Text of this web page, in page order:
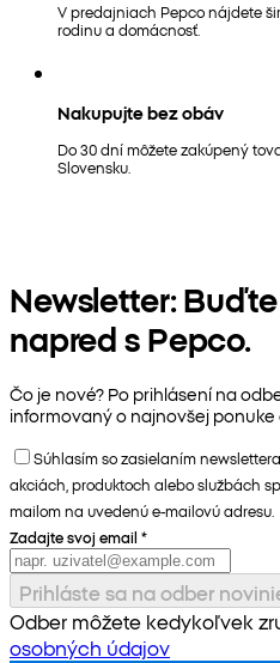
V predajniach Pepco nájdete
rodinu a domácnosť.
Nakupujte bez obáv
Do 30 dní môžete zakúpený
Slovensku.
Newsletter:
napred s Pepco.
Čo je nové? Po prihlásení na
informovaný o najnovšej ponuke
Súhlasím so zasielaním
akciách, produktoch alebo službách
mailom na uvedenú e-mailovú adresu.
Zadajte svoj email *
Prihláste sa na odber
Odber môžete kedykoľvek
osobných údajov